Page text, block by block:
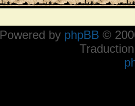
Powered by phpBB ©